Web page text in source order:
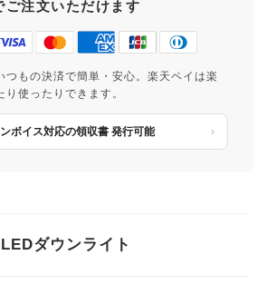
ご注文いただけます
つもの決済で簡単・安心。楽天ペイは楽
使ったりできます。
ボイス対応の領収書 発行可能
ダウンライト